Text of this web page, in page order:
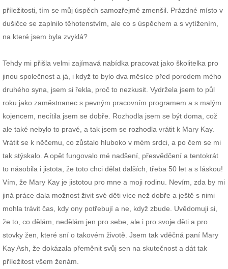
příležitosti, tím se můj úspěch samozřejmě zmenšil. Prázdné místo v
dušičce se zaplnilo těhotenstvím, ale co s úspěchem a s vytížením,
na které jsem byla zvyklá?
Tehdy mi přišla velmi zajímavá nabídka pracovat jako školitelka pro
jinou společnost a já, i když to bylo dva měsíce před porodem mého
druhého syna, jsem si řekla, proč to nezkusit. Vydržela jsem to půl
roku jako zaměstnanec s pevným pracovním programem a s malým
kojencem, necítila jsem se dobře. Rozhodla jsem se být doma, což
ale také nebylo to pravé, a tak jsem se rozhodla vrátit k Mary Kay.
Vrátit se k něčemu, co zůstalo hluboko v mém srdci, a po čem se mi
tak stýskalo. A opět fungovalo mé nadšení, přesvědčení a tentokrát
to násobila i jistota, že toto chci dělat dalších, třeba 50 let a s láskou!
Vím, že Mary Kay je jistotou pro mne a moji rodinu. Nevím, zda by mi
jiná práce dala možnost živit své děti více než dobře a ještě s nimi
mohla trávit čas, kdy ony potřebují a ne, když zbude. Uvědomuji si,
že to, co dělám, nedělám jen pro sebe, ale i pro svoje děti a pro
stovky žen, které sní o takovém životě. Jsem tak vděčná paní Mary
Kay Ash, že dokázala přeměnit svůj sen na skutečnost a dát tak
příležitost všem ženám.